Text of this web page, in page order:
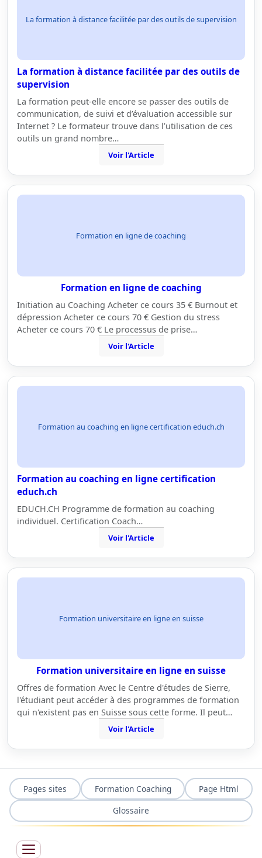
La formation à distance facilitée par des outils de supervision
La formation à distance facilitée par des outils de
supervision
La formation peut-elle encore se passer des outils de
communication, de suivi et d’évaluation accessible sur
Internet ? Le formateur trouve dans l’utilisation de ces
outils un grand nombre…
Voir l'Article
Formation en ligne de coaching
Formation en ligne de coaching
Initiation au Coaching Acheter ce cours 35 € Burnout et
dépression Acheter ce cours 70 € Gestion du stress
Acheter ce cours 70 € Le processus de prise…
Voir l'Article
Formation au coaching en ligne certification educh.ch
Formation au coaching en ligne certification
educh.ch
EDUCH.CH Programme de formation au coaching
individuel. Certification Coach…
Voir l'Article
Formation universitaire en ligne en suisse
Formation universitaire en ligne en suisse
Offres de formation Avec le Centre d'études de Sierre,
l'étudiant peut accéder à des programmes de formation
qui n'existent pas en Suisse sous cette forme. Il peut…
Voir l'Article
Pages sites Formation Coaching
Page Html
Glossaire